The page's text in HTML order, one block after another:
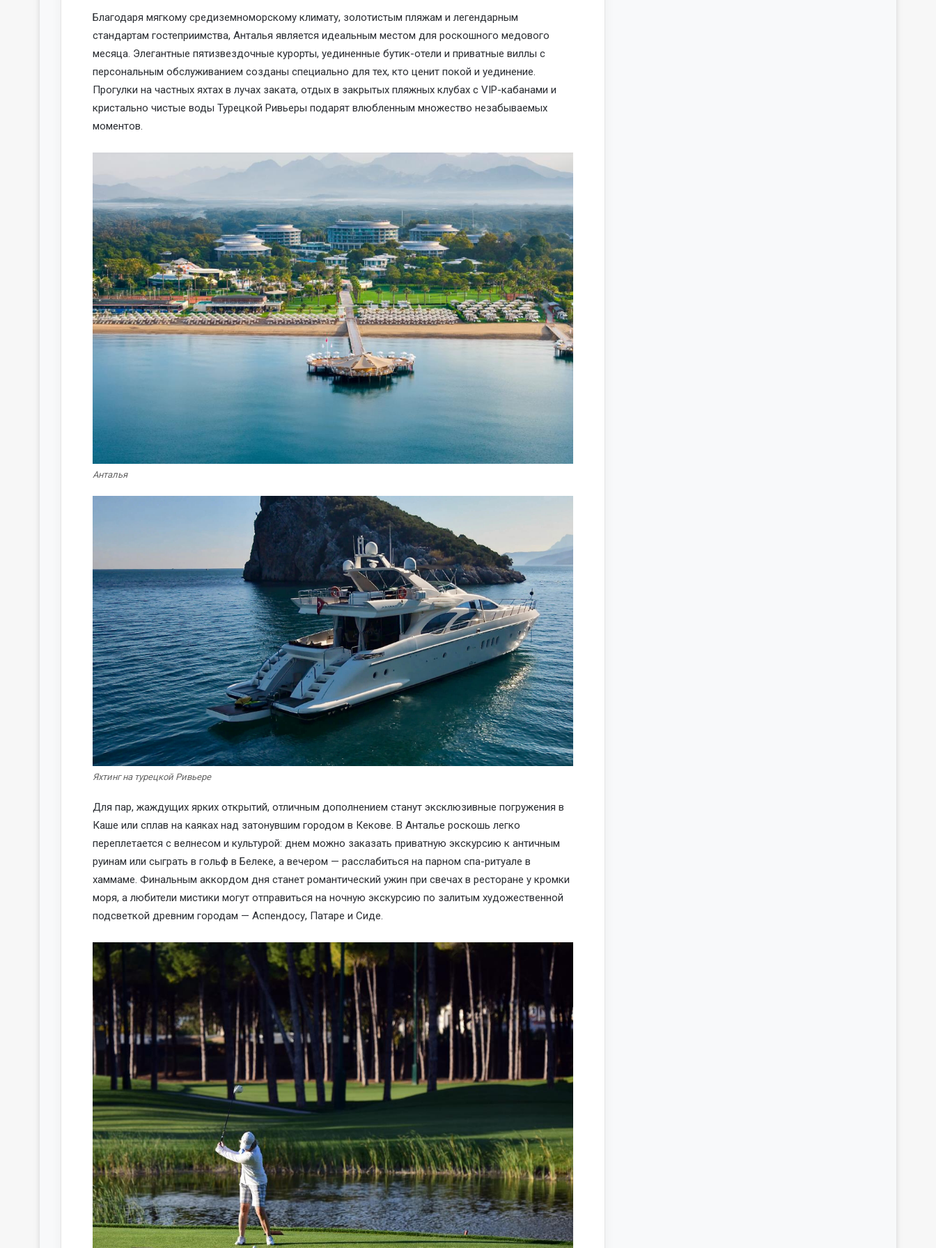
Благодаря мягкому средиземноморскому климату, золотистым пляжам и легендарным
стандартам гостеприимства, Анталья является идеальным местом для роскошного медового
месяца. Элегантные пятизвездочные курорты, уединенные бутик-отели и приватные виллы с
персональным обслуживанием созданы специально для тех, кто ценит покой и уединение.
Прогулки на частных яхтах в лучах заката, отдых в закрытых пляжных клубах с VIP-кабанами и
кристально чистые воды Турецкой Ривьеры подарят влюбленным множество незабываемых
моментов.
Анталья
Яхтинг на турецкой Ривьере
Для пар, жаждущих ярких открытий, отличным дополнением станут эксклюзивные погружения в
Каше или сплав на каяках над затонувшим городом в Кекове. В Анталье роскошь легко
переплетается с велнесом и культурой: днем можно заказать приватную экскурсию к античным
руинам или сыграть в гольф в Белеке, а вечером — расслабиться на парном спа-ритуале в
хаммаме. Финальным аккордом дня станет романтический ужин при свечах в ресторане у кромки
моря, а любители мистики могут отправиться на ночную экскурсию по залитым художественной
подсветкой древним городам — Аспендосу, Патаре и Сиде.